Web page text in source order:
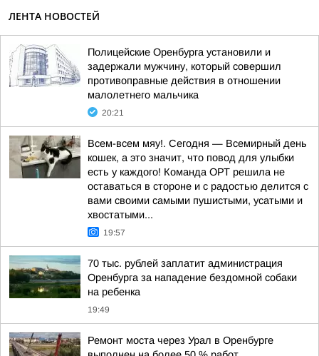
ЛЕНТА НОВОСТЕЙ
Полицейские Оренбурга установили и
задержали мужчину, который совершил
противоправные действия в отношении
малолетнего мальчика
20:21
Всем-всем мяу!. Сегодня — Всемирный день
кошек, а это значит, что повод для улыбки
есть у каждого! Команда ОРТ решила не
оставаться в стороне и с радостью делится с
вами своими самыми пушистыми, усатыми и
хвостатыми...
19:57
70 тыс. рублей заплатит администрация
Оренбурга за нападение бездомной собаки
на ребенка
19:49
Ремонт моста через Урал в Оренбурге